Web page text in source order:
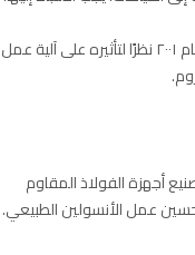
يحتاجه الجسم لبعض وظائف الأيض. صنّفته إدارة الغذاء والدواء الأمريكية (FDA) عنصرًا أساسيًا عام ٢٠٠١ نظرًا لتأثيره على آلية عمل
أجهزة الفولاذ المقاوم
عمل الأنسولين الطبيعي.